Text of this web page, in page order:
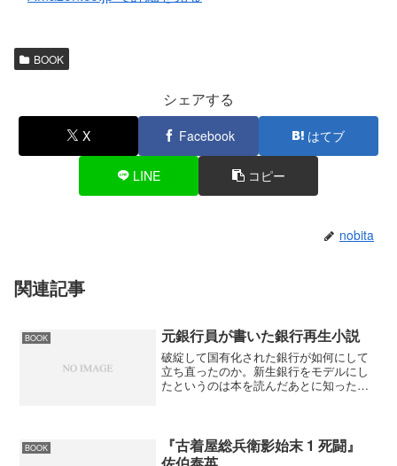
BOOK
シェアする
X Facebook はてブ
LINE コピー
nobita
関連記事
BOOK 元銀行員が書いた銀行再生小説
破綻して国有化された銀行が如何にして
立ち直ったのか。新生銀行をモデルにし
たというのは本を読んだあとに知った
料無料、振込手数料無料など...
BOOK
『古着屋総兵衛影始末 1 死闘』